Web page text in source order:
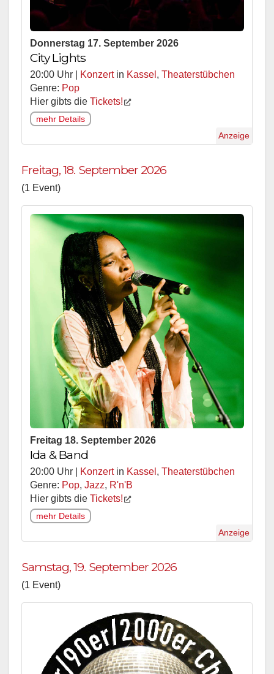
Donnerstag 17. September 2026
City Lights
20:00 Uhr | Konzertin Kassel , Theaterstübchen
Genre: Pop
Hier gibts die Tickets!
mehr Details
Anzeige
Freitag, 18. September 2026
(1 Event)
Freitag 18. September 2026
Ida & Band
20:00 Uhr | Konzertin Kassel , Theaterstübchen
Genre: Pop, Jazz, R'n'B
Hier gibts die Tickets!
mehr Details
Anzeige
Samstag, 19. September 2026
(1 Event)